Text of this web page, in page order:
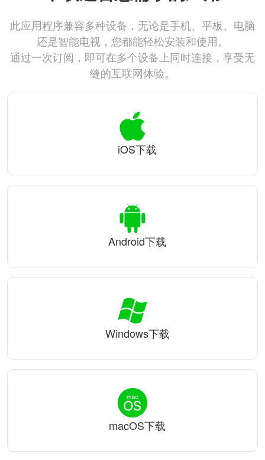
此应用程序兼容多种设备，无论是手机、平板、电脑
还是智能电视，您都能轻松安装和使用。
通过一次订阅，即可在多个设备上同时连接，享受无
缝的互联网体验。
iOS下载
Android下载
Windows下载
macOS下载